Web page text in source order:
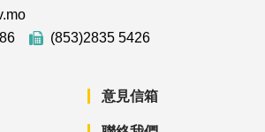
(853)2835 5426
意見信箱